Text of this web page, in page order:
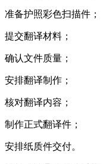
准备护照彩色扫描件；
提交翻译材料；
确认文件质量；
安排翻译制作；
核对翻译内容；
制作正式翻译件；
安排纸质件交付。